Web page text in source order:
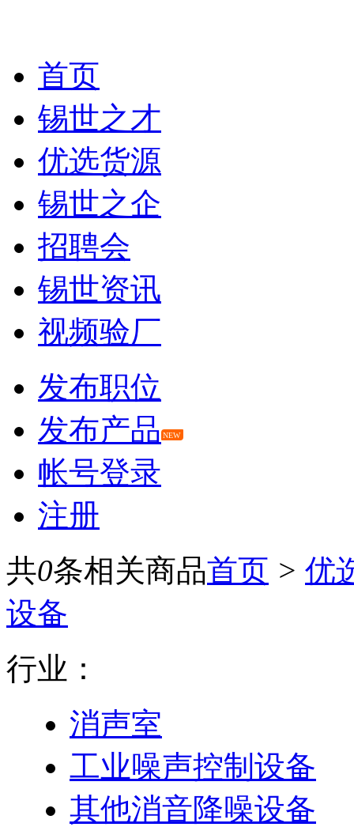
首页
锡世之才
优选货源
锡世之企
招聘会
锡世资讯
视频验厂
发布职位
发布产品 NEW
帐号登录
注册
共0条相关商品首页 > 优
设备
行业：
消声室
工业噪声控制设备
其他消音降噪设备